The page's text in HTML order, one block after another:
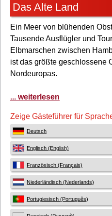
Das Alte Land
Ein Meer von blühenden
Tausende Ausflügler und
Elbmarschen zwischen
ist das größte geschlossene
Nordeuropas.
... weiterlesen
Zeige Gästeführer für
Deutsch
Englisch (English)
Französisch (Français)
Niederländisch (Nederlands)
Portugiesisch (Português)